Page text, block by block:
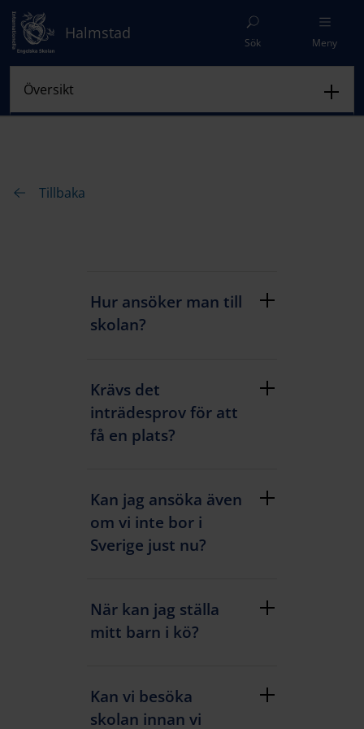
Halmstad
Sök Meny
Tillbaka
Hur ansöker man till
skolan?
Krävs det
inträdesprov för att
få en plats?
Kan jag ansöka även
om vi inte bor i
Sverige just nu?
När kan jag ställa
mitt barn i kö?
Kan vi besöka
skolan innan vi